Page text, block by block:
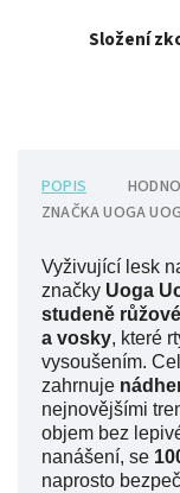
Složení
POPIS
ZNAČKAUOGA
Vyživující lesk
značky Uoga
studeně
a vosky, které
vysoušením.
zahrnuje
nejnovějšími
objem bez
nanášení, se
naprosto